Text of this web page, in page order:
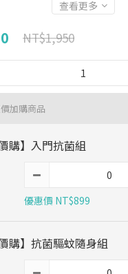
查看更多
NT$1,950
加購商品
價購】入門抗菌組
優惠價 NT$899
價購】抗菌驅蚊隨身組